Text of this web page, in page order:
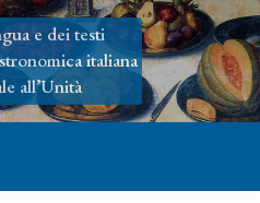
e dei testi
italiana
all’Unità